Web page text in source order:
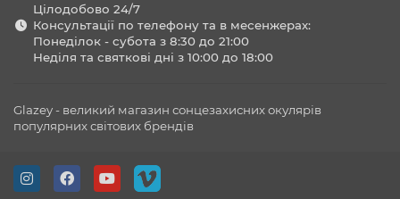
Цілодобово 24/7
Консультації по телефону та в месенжерах:
Понеділок - субота з 8:30 до 21:00
Неділя та святкові дні з 10:00 до 18:00
Glazey - великий магазин сонцезахисних окулярів
популярних світових брендів